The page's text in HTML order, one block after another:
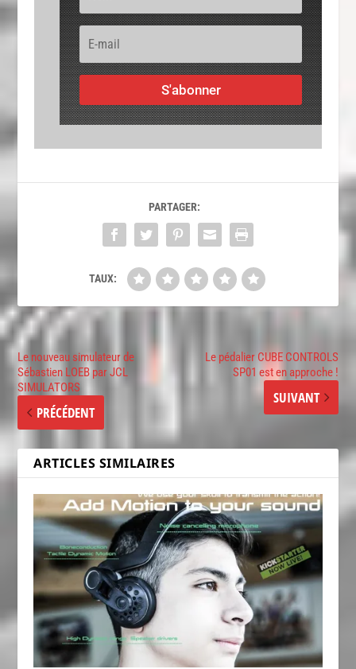
S'abonner
PARTAGER:
TAUX:
Le nouveau simulateur de
Sébastien LOEB par JCL
SIMULATORS
PRÉCÉDENT
Le pédalier CUBE CONTROLS
SP01 est en approche !
SUIVANT
ARTICLES SIMILAIRES